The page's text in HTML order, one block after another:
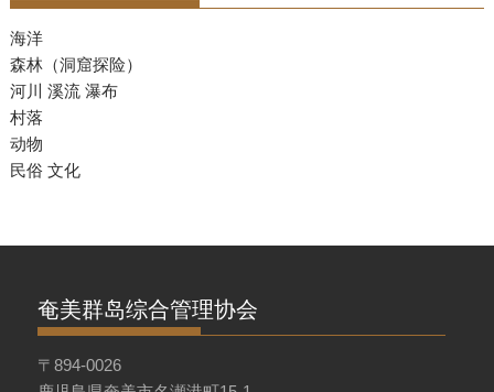
海洋
森林（洞窟探险）
河川 溪流 瀑布
村落
动物
民俗 文化
奄美群岛综合管理协会
〒894-0026